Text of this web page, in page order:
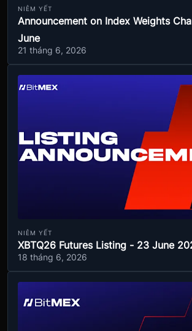
NIÊM YẾT
Announcement on Index Weights
June
21 tháng 6, 2026
NIÊM YẾT
XBTQ26 Futures Listing - 23 June
18 tháng 6, 2026